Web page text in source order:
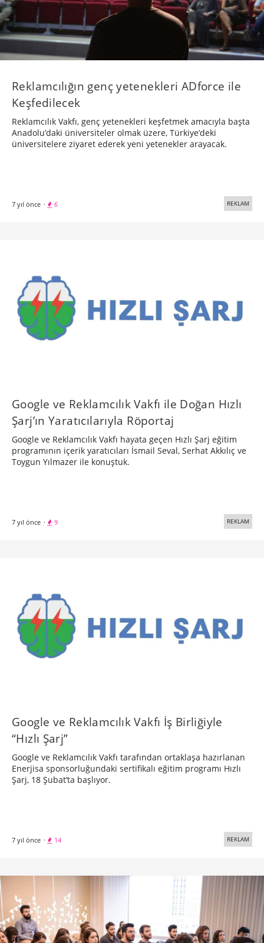
Reklamcılığın genç yetenekleri ADforce ile
Keşfedilecek
Reklamcılık Vakfı, genç yetenekleri keşfetmek amacıyla başta
Anadolu’daki üniversiteler olmak üzere, Türkiye’deki
üniversitelere ziyaret ederek yeni yetenekler arayacak.
7 yıl önce · 6 REKLAM
Google ve Reklamcılık Vakfı ile Doğan Hızlı
Şarj’ın Yaratıcılarıyla Röportaj
Google ve Reklamcılık Vakfı hayata geçen Hızlı Şarj eğitim
programının içerik yaratıcıları İsmail Seval, Serhat Akkılıç ve
Toygun Yılmazer ile konuştuk.
7 yıl önce · 9 REKLAM
Google ve Reklamcılık Vakfı İş Birliğiyle
“Hızlı Şarj”
Google ve Reklamcılık Vakfı tarafından ortaklaşa hazırlanan
Enerjisa sponsorluğundaki sertifikalı eğitim programı Hızlı
Şarj, 18 Şubat’ta başlıyor.
7 yıl önce · 14 REKLAM